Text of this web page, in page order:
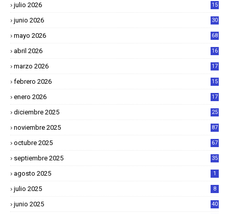
julio 2026 15
junio 2026 30
mayo 2026 68
abril 2026
16
marzo 2026
17
febrero 2026
15
enero 2026
17
diciembre 2025
25
noviembre 2025 87
octubre 2025 67
septiembre 2025 35
agosto 2025 1
julio 2025 8
junio 2025 40